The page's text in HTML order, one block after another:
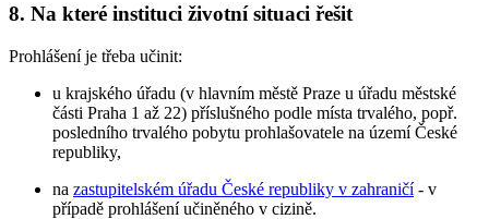
8. Na které instituci životní situaci řešit
Prohlášení je třeba učinit:
u krajského úřadu (v hlavním městě Praze u úřadu městské
části Praha 1 až 22) příslušného podle místa trvalého, popř.
posledního trvalého pobytu prohlašovatele na území České
republiky,
na zastupitelském úřadu České republiky v zahraničí- v
případě prohlášení učiněného v cizině.